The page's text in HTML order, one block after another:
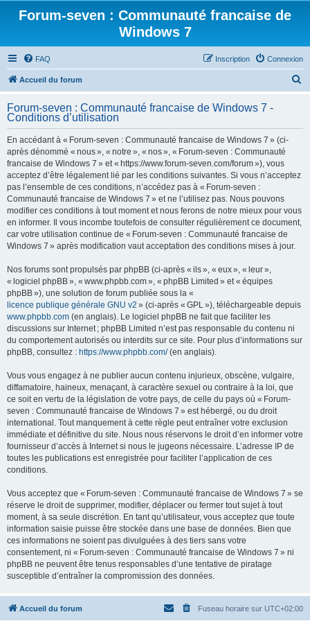
Forum-seven : Communauté francaise de
Windows 7
FAQ Connexion
Inscription
Accueil du forum
h
Forum-seven : Communauté francaise de Windows 7 -
Conditions d’utilisation
En accédant à « Forum-seven : Communauté francaise de Windows 7 » (ci-
après dénommé « nous », « notre », « nos », « Forum-seven : Communauté
francaise de Windows 7 » et « https://www.forum-seven.com/forum »), vous
acceptez d’être légalement lié par les conditions suivantes. Si vous n’acceptez
pas l’ensemble de ces conditions, n’accédez pas à « Forum-seven :
Communauté francaise de Windows 7 » et ne l’utilisez pas. Nous pouvons
modifier ces conditions à tout moment et nous ferons de notre mieux pour vous
en informer. Il vous incombe toutefois de consulter régulièrement ce document,
car votre utilisation continue de « Forum-seven : Communauté francaise de
Windows 7 » après modification vaut acceptation des conditions mises à jour.
Nos forums sont propulsés par phpBB (ci-après « ils », « eux », « leur »,
« logiciel phpBB », « www.phpbb.com », « phpBB Limited » et « équipes
phpBB »), une solution de forum publiée sous la «
licence publique générale GNU v2 » (ci-après « GPL »), téléchargeable depuis
www.phpbb.com (en anglais). Le logiciel phpBB ne fait que faciliter les
discussions sur Internet ; phpBB Limited n’est pas responsable du contenu ni
du comportement autorisés ou interdits sur ce site. Pour plus d’informations sur
phpBB, consultez : https://www.phpbb.com/(en anglais).
Vous vous engagez à ne publier aucun contenu injurieux, obscène, vulgaire,
diffamatoire, haineux, menaçant, à caractère sexuel ou contraire à la loi, que
ce soit en vertu de la législation de votre pays, de celle du pays où « Forum-
seven : Communauté francaise de Windows 7 » est hébergé, ou du droit
international. Tout manquement à cette règle peut entraîner votre exclusion
immédiate et définitive du site. Nous nous réservons le droit d’en informer votre
fournisseur d’accès à Internet si nous le jugeons nécessaire. L’adresse IP de
toutes les publications est enregistrée pour faciliter l’application de ces
conditions.
Vous acceptez que « Forum-seven : Communauté francaise de Windows 7 » se
réserve le droit de supprimer, modifier, déplacer ou fermer tout sujet à tout
moment, à sa seule discrétion. En tant qu’utilisateur, vous acceptez que toute
information saisie puisse être stockée dans une base de données. Bien que
ces informations ne soient pas divulguées à des tiers sans votre
consentement, ni « Forum-seven : Communauté francaise de Windows 7 » ni
phpBB ne peuvent être tenus responsables d’une tentative de piratage
susceptible d’entraîner la compromission des données.
Accueil du forum Fuseau horaire sur UTC+02:00